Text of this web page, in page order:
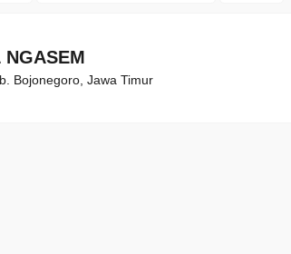
NGASEM
Bojonegoro, Jawa Timur